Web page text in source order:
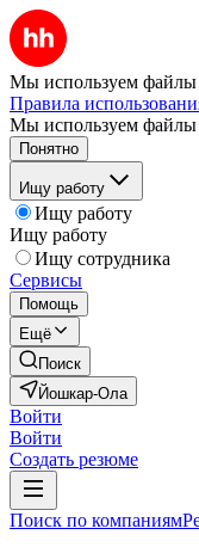
Мы используем файлы
Правила
Мы используем файлы
Понятно
Ищу работу
Ищу работу
Ищу работу
Ищу сотрудника
Сервисы
Помощь
Ещё
Поиск
Йошкар-Ола
Войти
Войти
Создать резюме
Поиск по компаниям